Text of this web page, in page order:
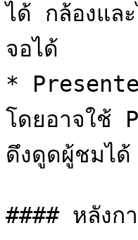
ได้ กล้องแล
จอได้
*
โดยอาจใช้
ดึงดูดผู้ชมได้
#### หลังก